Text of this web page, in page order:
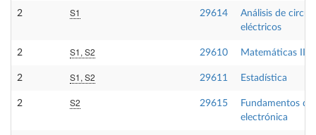
2 S1 29614
Análisis de
eléctricos
2 S1, S2 29610 Matemáticas III
2 S1, S2 29611 Estadística
2 S2 29615
Fundamentos de
electrónica